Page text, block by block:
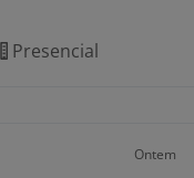
Presencial
Ontem